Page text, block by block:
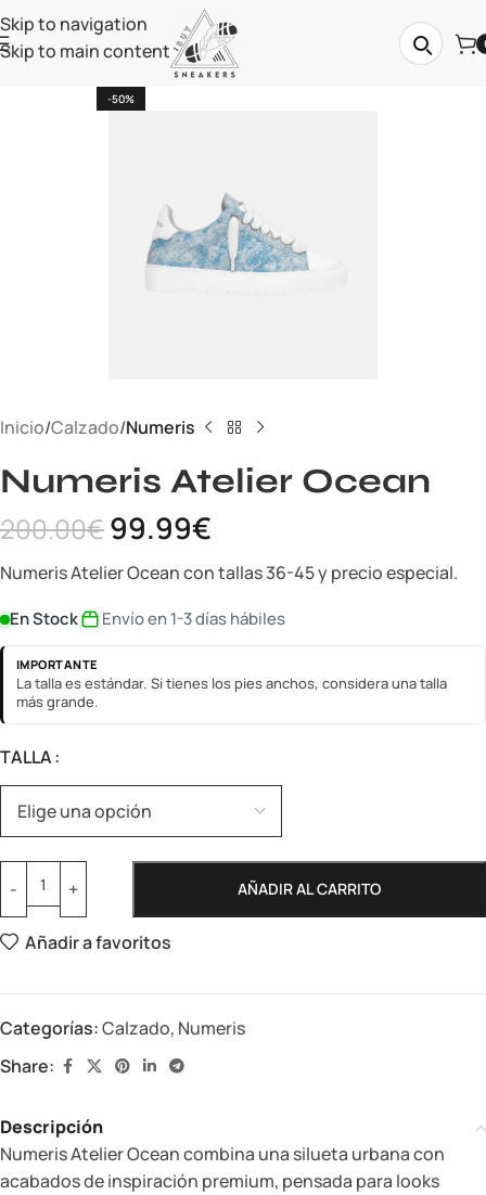
Skip to navigation
Skip to main content
-50%
Inicio Calzado Numeris
Numeris Atelier Ocean
200.00€99.99€
Numeris Atelier Ocean con tallas 36-45 y precio especial.
En Stock Envío en 1-3 días hábiles
IMPORTANTE
La talla es estándar. Si tienes los pies anchos, considera una talla
más grande.
TALLA
AÑADIR AL CARRITO
Añadir a favoritos
Categorías:Calzado, Numeris
Share:
Descripción
Numeris Atelier Ocean combina una silueta urbana con
acabados de inspiración premium, pensada para looks